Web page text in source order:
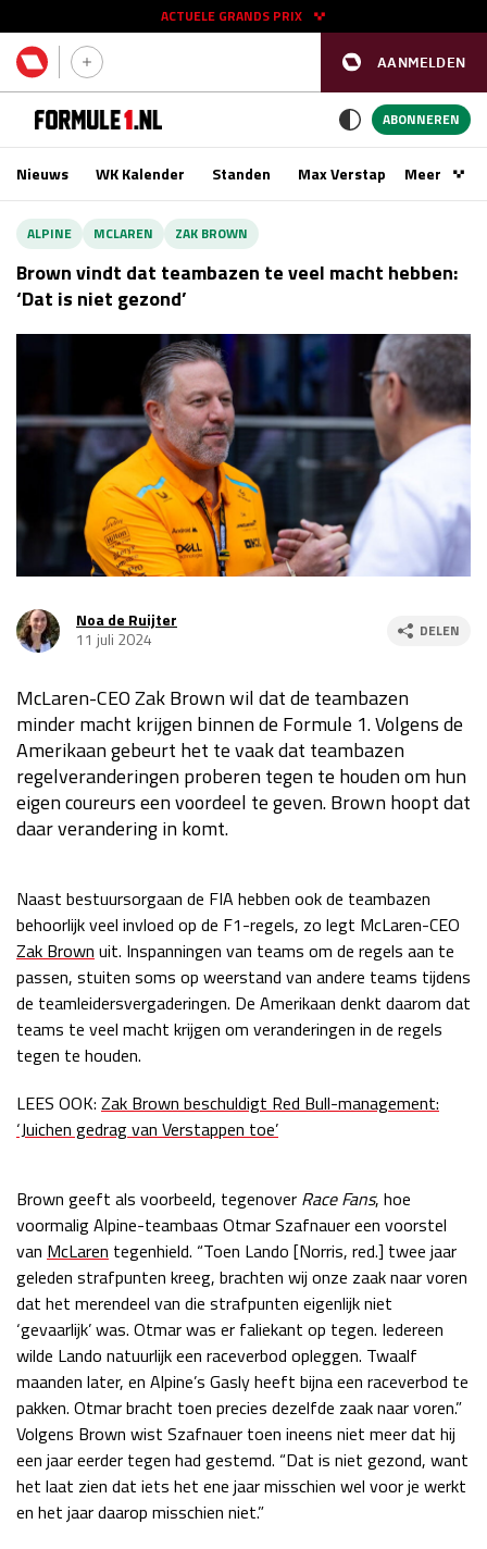
AANMELDEN
ACTUELE GRANDS PRIX
11 - 13 sep
Race
GP AZERBEIDZJAN 2026 24 - 26 sep
Kwalificatie
vr 14:00 - 15:00
za 13:00 - 15:00
Kwalificatie
za 15:00 - 16:00
Race
zo 14:00 - 16:00
Kwalificatie
za 23:00 - 00:00
Race
zo 21:00 - 23:00
Kwalificatie
za 22:00 - 23:00
Race
zo 21:00 - 23:00
Kwalificatie
za 19:00 - 20:00
Race
zo 18:00 - 20:00
LAS VEGAS GRAND PRIX 2026 20 - 22 nov
Kwalificatie
GP QATAR 2026 27 - 29 nov
Kwalificatie
za 19:00 - 20:00
Race
zo 17:00 - 19:00
GP ABU DHABI 2026 04 - 06 dec
Kwalificatie
ABONNEREN
Nieuws WK Kalender Standen Max VerstappenMeer
ALPINE MCLAREN ZAK BROWN
Brown vindt dat teambazen te veel macht hebben:
‘Dat is niet gezond’
Noa de Ruijter
11 juli 2024
DELEN
McLaren-CEO Zak Brown wil dat de teambazen
minder macht krijgen binnen de Formule 1. Volgens de
Amerikaan gebeurt het te vaak dat teambazen
regelveranderingen proberen tegen te houden om hun
eigen coureurs een voordeel te geven. Brown hoopt dat
daar verandering in komt.
Naast bestuursorgaan de FIA hebben ook de teambazen
behoorlijk veel invloed op de F1-regels, zo legt McLaren-CEO
Zak Brown uit. Inspanningen van teams om de regels aan te
passen, stuiten soms op weerstand van andere teams tijdens
de teamleidersvergaderingen. De Amerikaan denkt daarom dat
teams te veel macht krijgen om veranderingen in de regels
tegen te houden.
LEES OOK: Zak Brown beschuldigt Red Bull-management:
‘Juichen gedrag van Verstappen toe’
Brown geeft als voorbeeld, tegenover Race Fans, hoe
voormalig Alpine-teambaas Otmar Szafnauer een voorstel
van McLaren tegenhield. “Toen Lando [Norris, red.] twee jaar
geleden strafpunten kreeg, brachten wij onze zaak naar voren
dat het merendeel van die strafpunten eigenlijk niet
‘gevaarlijk’ was. Otmar was er faliekant op tegen. Iedereen
wilde Lando natuurlijk een raceverbod opleggen. Twaalf
maanden later, en Alpine’s Gasly heeft bijna een raceverbod te
pakken. Otmar bracht toen precies dezelfde zaak naar voren.”
Volgens Brown wist Szafnauer toen ineens niet meer dat hij
een jaar eerder tegen had gestemd. “Dat is niet gezond, want
het laat zien dat iets het ene jaar misschien wel voor je werkt
en het jaar daarop misschien niet.”